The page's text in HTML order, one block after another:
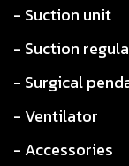
- Suction unit
- Suction
- Surgical
- Ventilator
- Accessories